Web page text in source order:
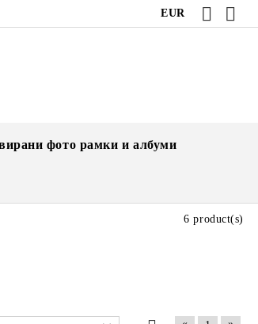
EUR
фото рамки и албуми
6 product(s)